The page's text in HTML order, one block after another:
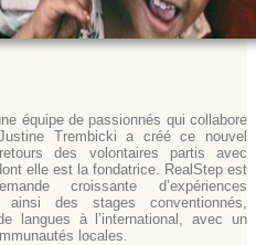
équipe de passionnés qui collabore
Trembicki a créé ce nouvel
des volontaires partis avec
elle est la fondatrice. RealStep est
croissante d’expériences
ainsi des stages conventionnés,
langues à l’international, avec un
locales.